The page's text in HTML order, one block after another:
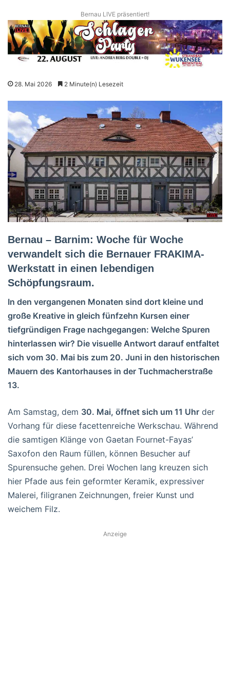
Bernau LIVE präsentiert!
28. Mai 2026 2 Minute(n) Lesezeit
Bernau – Barnim: Woche für Woche
verwandelt sich die Bernauer FRAKIMA-
Werkstatt in einen lebendigen
Schöpfungsraum.
In den vergangenen Monaten sind dort kleine und
große Kreative in gleich fünfzehn Kursen einer
tiefgründigen Frage nachgegangen: Welche Spuren
hinterlassen wir? Die visuelle Antwort darauf entfaltet
sich vom 30. Mai bis zum 20. Juni in den historischen
Mauern des Kantorhauses in der Tuchmacherstraße
13.
Am Samstag, dem 30. Mai, öffnet sich um 11 Uhr der
Vorhang für diese facettenreiche Werkschau. Während
die samtigen Klänge von Gaetan Fournet-Fayas’
Saxofon den Raum füllen, können Besucher auf
Spurensuche gehen. Drei Wochen lang kreuzen sich
hier Pfade aus fein geformter Keramik, expressiver
Malerei, filigranen Zeichnungen, freier Kunst und
weichem Filz.
Anzeige